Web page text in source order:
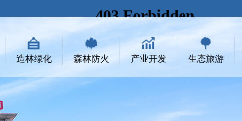
造林绿化 森林防火 产业开发 生态旅游